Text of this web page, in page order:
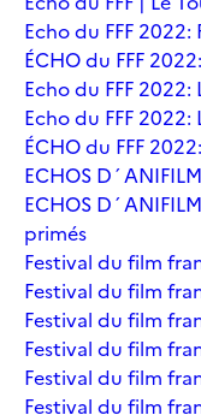
Echo du FFF 2022:
ÉCHO du FFF
Echo du FFF
Echo du FFF
ÉCHO du FFF
ECHOS
ECHOS
primés
Festival du film
Festival du film
Festival du film
Festival du film
Festival du film
Festival du film